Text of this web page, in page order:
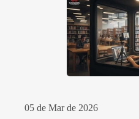
05 de Mar de 2026